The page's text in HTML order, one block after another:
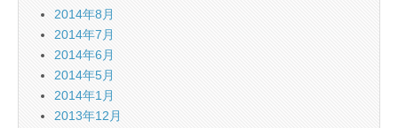
2014年8月
2014年7月
2014年6月
2014年5月
2014年1月
2013年12月